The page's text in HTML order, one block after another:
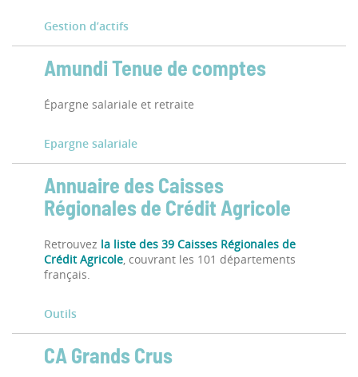
Gestion d’actifs
Amundi Tenue de comptes
Épargne salariale et retraite
Epargne salariale
Annuaire des Caisses
Régionales de Crédit Agricole
Retrouvez la liste des 39 Caisses Régionales de
Crédit Agricole, couvrant les 101 départements
français.
Outils
CA Grands Crus